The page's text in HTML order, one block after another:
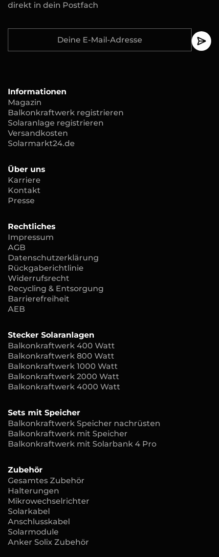
Informationen
Magazin
Balkonkraftwerk registrieren
Solaranlage registrieren
Versandkosten
Solarmarkt24.de
Über uns
Karriere
Kontakt
Presse
Rechtliches
Impressum
AGB
Datenschutzerklärung
Rückgaberichtlinie
Widerrufsrecht
Recycling & Entsorgung
Barrierefreiheit
AEB
Stecker Solaranlagen
Balkonkraftwerk 400 Watt
Balkonkraftwerk 800 Watt
Balkonkraftwerk 1000 Watt
Balkonkraftwerk 2000 Watt
Balkonkraftwerk 4000 Watt
Sets mit Speicher
Balkonkraftwerk Speicher nachrüsten
Balkonkraftwerk mit Speicher
Balkonkraftwerk mit Solarbank 4 Pro
Zubehör
Gesamtes Zubehör
Halterungen
Mikrowechselrichter
Solarkabel
Anschlusskabel
Solarmodule
Anker Solix Zubehör
direkt in dein Postfach